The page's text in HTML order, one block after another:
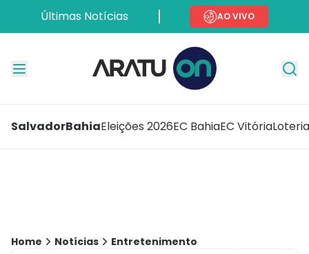
Últimas Notícias AO VIVO
SalvadorBahiaEleições 2026EC BahiaEC Vitória
Home Notícias Entretenimento